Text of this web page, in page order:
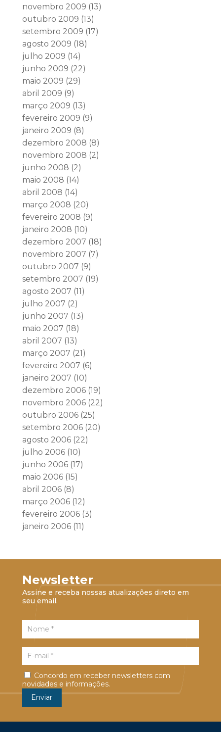
novembro 2009 (13)
outubro 2009 (13)
setembro 2009 (17)
agosto 2009 (18)
julho 2009 (14)
junho 2009 (22)
maio 2009 (29)
abril 2009 (9)
março 2009 (13)
fevereiro 2009 (9)
janeiro 2009 (8)
dezembro 2008 (8)
novembro 2008 (2)
junho 2008 (2)
maio 2008 (14)
abril 2008 (14)
março 2008 (20)
fevereiro 2008 (9)
janeiro 2008 (10)
dezembro 2007 (18)
novembro 2007 (7)
outubro 2007 (9)
setembro 2007 (19)
agosto 2007 (11)
julho 2007 (2)
junho 2007 (13)
maio 2007 (18)
abril 2007 (13)
março 2007 (21)
fevereiro 2007 (6)
janeiro 2007 (10)
dezembro 2006(19)
novembro 2006(22)
outubro 2006(25)
setembro 2006(20)
agosto 2006(22)
julho 2006(10)
junho 2006(17)
maio 2006(15)
abril 2006(8)
março 2006(12)
fevereiro 2006(3)
janeiro 2006(11)
Newsletter
Assine e receba nossas atualizações direto em
seu email.
Concordo em receber newsletters com
novidades e informações.